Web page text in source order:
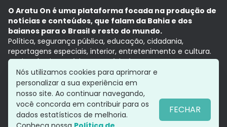
O Aratu On é uma plataforma focada na produção de
notícias e conteúdos, que falam da Bahia e dos
baianos para o Brasil e resto do mundo.
Política, segurança pública, educação, cidadania,
reportagens especiais, interior, entretenimento e cultura.
Aqui, tudo vira notícia e a notícia é no tempo presente,
com a credibilidade do Grupo Aratu.
Grupo Aratu
Política de privacidade
Siga-nos
Nós utilizamos cookies para aprimorar e
personalizar a sua experiência em
nosso site. Ao continuar navegando,
você concorda em contribuir para os
dados estatísticos de melhoria.
FECHAR